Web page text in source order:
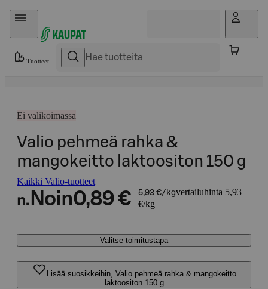
Hyppää sisältöön
Tuotteet
Ei valikoimassa
Valio pehmeä rahka &
mangokeitto laktoositon 150 g
Kaikki Valio-tuotteet
n. Noin0,89 € 5,93 €/kgvertailuhinta 5,93
€/kg
Valitse toimitustapa
Lisää suosikkeihin, Valio pehmeä rahka & mangokeitto
laktoositon 150 g